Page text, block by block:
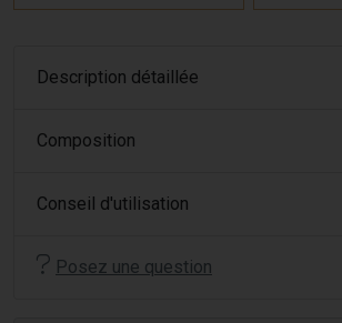
Description détaillée
Composition
Conseil d'utilisation
Posez une question